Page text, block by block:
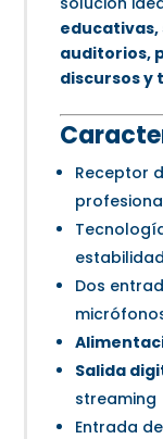
educativas,
auditorios,
discursos y
Receptor
Dos
Salida
streaming
Entrada